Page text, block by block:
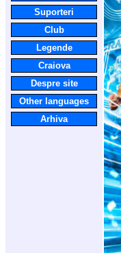
Suporteri
Club
Legende
Craiova
Despre site
Other languages
Arhiva